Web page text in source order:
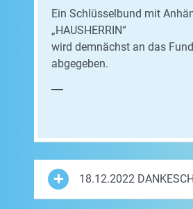
Ein Schlüsselbund mit
„HAUSHERRIN“
wird demnächst an das
abgegeben.
18.12.2022